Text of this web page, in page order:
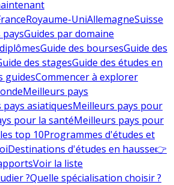
Royaume-UniAllemagneSuisse
Guides par domaine
Guide des boursesGuide des
des stagesGuide des études en
guidesCommencer à explorer
Meilleurs pays
asiatiquesMeilleurs pays pour
pour la santéMeilleurs pays pour
top 10Programmes d'études et
Destinations d'études en hausse👉
Voir la liste
?Quelle spécialisation choisir ?